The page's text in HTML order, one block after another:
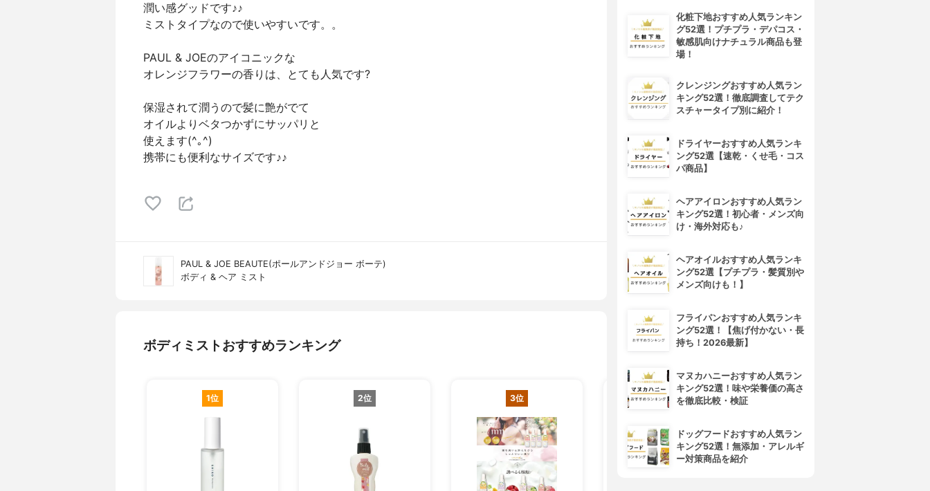
潤い感グッドです♪♪
ミストタイプなので使いやすいです。。
PAUL & JOEのアイコニックな
オレンジフラワーの香りは、とても人気です?
保湿されて潤うので髪に艶がでて
オイルよりベタつかずにサッパリと
使えます(^｡^)
携帯にも便利なサイズです♪♪
PAUL & JOE BEAUTE(ポールアンドジョー ボーテ)
ボディ & ヘア ミスト
ボディミストおすすめランキング
1位 2位 3位 4位
化粧下地おすすめ人気ランキン
グ52選！プチプラ・デパコス・
敏感肌向けナチュラル商品も登
場！
クレンジングおすすめ人気ラン
キング52選！徹底調査してテク
スチャータイプ別に紹介！
ドライヤーおすすめ人気ランキ
ング52選【速乾・くせ毛・コス
パ商品】
ヘアアイロンおすすめ人気ラン
キング52選！初心者・メンズ向
け・海外対応も♪
ヘアオイルおすすめ人気ランキ
ング52選【プチプラ・髪質別や
メンズ向けも！】
フライパンおすすめ人気ランキ
ング52選！【焦げ付かない・長
持ち！2026最新】
マヌカハニーおすすめ人気ラン
キング52選！味や栄養価の高さ
を徹底比較・検証
ドッグフードおすすめ人気ラン
キング52選！無添加・アレルギ
ー対策商品を紹介